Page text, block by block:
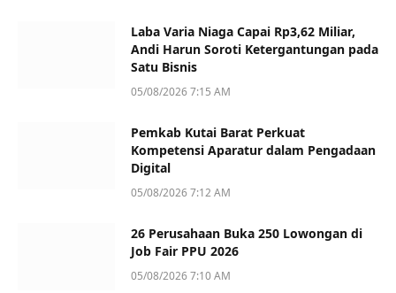
Laba Varia Niaga Capai Rp3,62 Miliar,
Andi Harun Soroti Ketergantungan pada
Satu Bisnis
05/08/2026 7:15 AM
Pemkab Kutai Barat Perkuat
Kompetensi Aparatur dalam Pengadaan
Digital
05/08/2026 7:12 AM
26 Perusahaan Buka 250 Lowongan di
Job Fair PPU 2026
05/08/2026 7:10 AM